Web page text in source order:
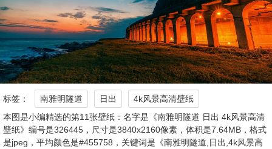
标签： 南雅明隧道 日出
4k风景高清壁纸
本图是小编精选的第11张壁纸：名字是《南雅明隧道 日出 4k风景高清
壁纸》编号是326445，尺寸是3840x2160像素，体积是7.64MB，格式
是jpeg，平均颜色是#455758，关键词是《南雅明隧道,日出,4k风景高